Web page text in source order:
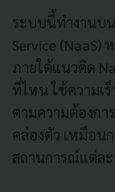
ระบบนี้ทำงานบ
Service (NaaS)
ภายใต้แนวคิด
ที่ไหน ใช้ความเ
ตามความต้องก
คล่องตัว เหมือน
สถานการณ์แต่ละ